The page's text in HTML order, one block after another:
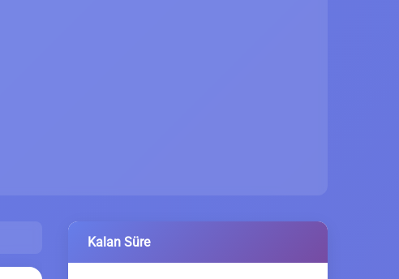
Kalan Süre